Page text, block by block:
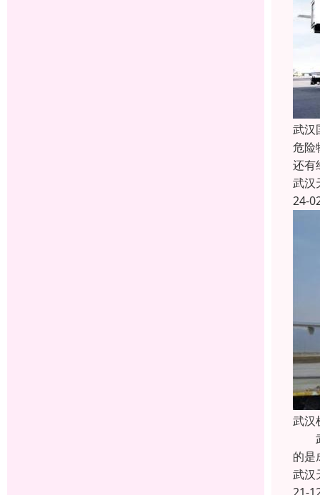
武汉
危险
还有
武汉
24-
武汉
武
的是
武汉